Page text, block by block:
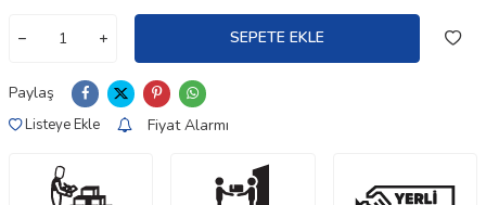
SEPETE EKLE
Paylaş
Listeye Ekle Fiyat Alarmı